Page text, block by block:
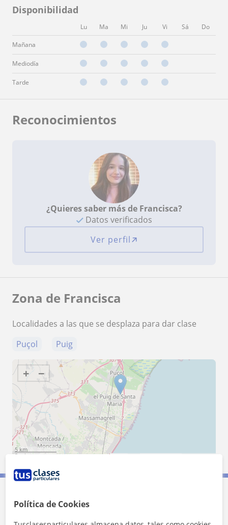
Disponibilidad
Lu Ma Mi Ju Vi Sá Do
Mañana
Mediodía
Tarde
Reconocimientos
¿Quieres saber más de Francisca?
Datos verificados
Ver perfil
Zona de Francisca
Localidades a las que se desplaza para dar clase
Puçol
Puig
+ −
5 km
3 mi
| © contributors
Contacta con Francisca
Política de Cookies